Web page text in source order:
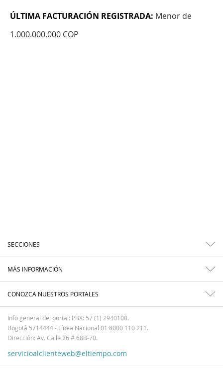
ÚLTIMA FACTURACIÓN REGISTRADA: Menor de
1.000.000.000 COP
SECCIONES
MÁS INFORMACIÓN
CONOZCA NUESTROS PORTALES
Info general del portal: PBX: 57 (1) 2940100.
Bogotá 5714444 - Línea Nacional 01 8000 110 211.
Dirección: Av. Calle 26 # 68B-70.
servicioalclienteweb@eltiempo.com